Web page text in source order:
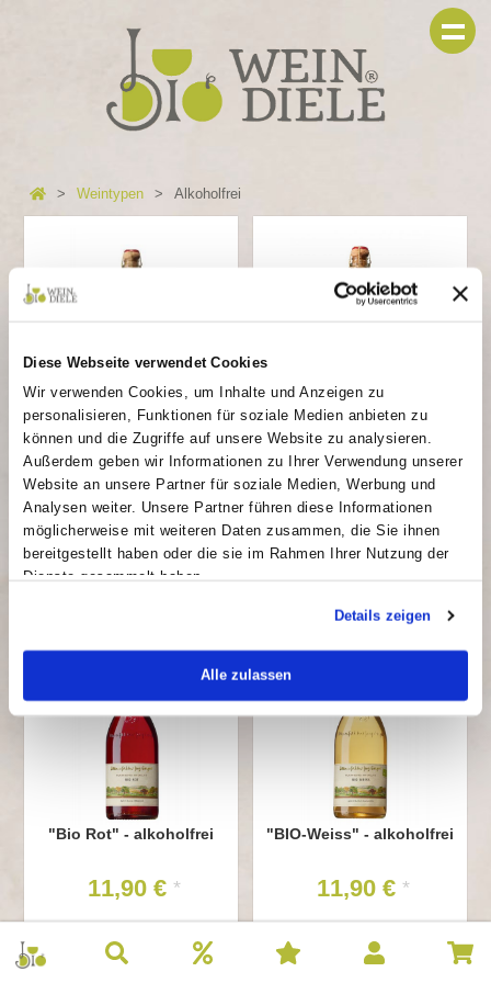
Diese Webseite verwendet Cookies
Wir verwenden Cookies, um Inhalte und Anzeigen zu
personalisieren, Funktionen für soziale Medien anbieten zu
können und die Zugriffe auf unsere Website zu analysieren.
Außerdem geben wir Informationen zu Ihrer Verwendung unserer
Website an unsere Partner für soziale Medien, Werbung und
Analysen weiter. Unsere Partner führen diese Informationen
möglicherweise mit weiteren Daten zusammen, die Sie ihnen
bereitgestellt haben oder die sie im Rahmen Ihrer Nutzung der
Dienste gesammelt haben.
Details zeigen
Alle zulassen
Weintypen Alkoholfrei
"Apfelsinfonie" -
alkoholfrei
10,50 €
Inhalt: 0.75 l
Grundpreis: 14,00 €/l
"Bio Cuvée Nr. 25" -
alkoholfrei
12,50 €*
Inhalt: 0.75 l
"Bio Rot" - alkoholfrei
11,90 €*
Inhalt: 0.75 l
Grundpreis: 15,87 €/l
"BIO-Weiss" - alkoholfrei
11,90 € *
Inhalt: 0.75 l
Grundpreis: 15,87 €/l